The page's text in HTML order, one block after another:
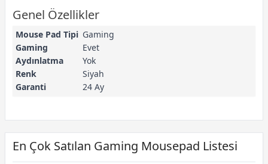
Genel Özellikler
Mouse Pad Tipi Gaming
Gaming
Evet
Aydınlatma
Yok
Renk
Siyah
Garanti
24 Ay
En Çok Satılan Gaming Mousepad Listesi